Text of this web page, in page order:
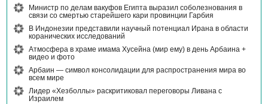
Министр по делам вакуфов Египта выразил соболезнования в
связи со смертью старейшего кари провинции Гарбия
В Индонезии представили научный потенциал Ирана в области
коранических исследований
Атмосфера в храме имама Хусейна (мир ему) в день Арбаина +
видео и фото
Арбаин — символ консолидации для распространения мира во
всем мире
Лидер «Хезболлы» раскритиковал переговоры Ливана с
Израилем